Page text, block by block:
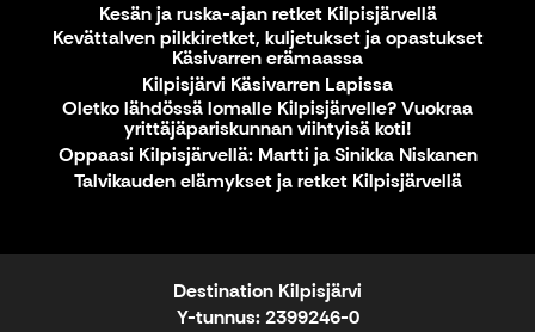
Kesän ja ruska-ajan retket Kilpisjärvellä
Kevättalven pilkkiretket, kuljetukset ja opastukset
Käsivarren erämaassa
Kilpisjärvi Käsivarren Lapissa
Oletko lähdössä lomalle Kilpisjärvelle? Vuokraa
yrittäjäpariskunnan viihtyisä koti!
Oppaasi Kilpisjärvellä: Martti ja Sinikka Niskanen
Talvikauden elämykset ja retket Kilpisjärvellä
Destination Kilpisjärvi
Y-tunnus: 2399246-0